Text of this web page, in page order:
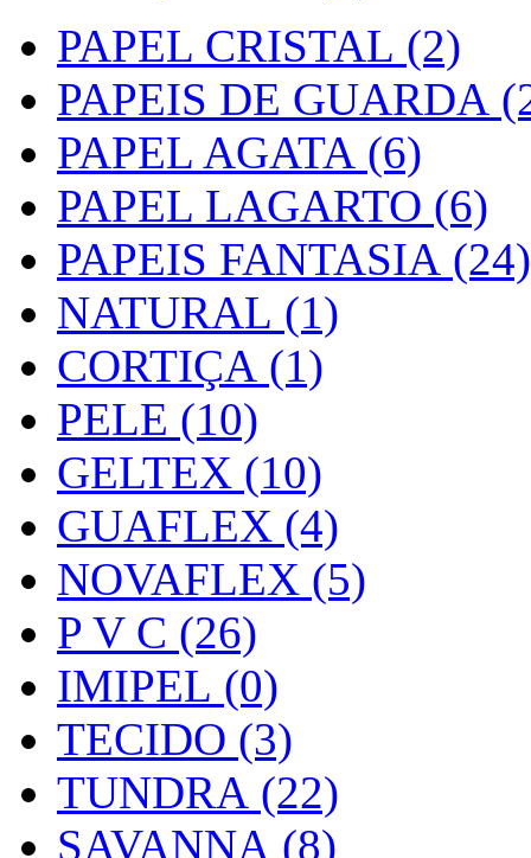
PAPEL CRISTAL (2)
PAPEIS DE GUARDA
PAPEL AGATA (6)
PAPEL LAGARTO (6)
PAPEIS FANTASIA (24)
NATURAL (1)
CORTIÇA (1)
PELE (10)
GELTEX (10)
GUAFLEX (4)
NOVAFLEX (5)
P V C (26)
IMIPEL (0)
TECIDO (3)
TUNDRA (22)
SAVANNA (8)